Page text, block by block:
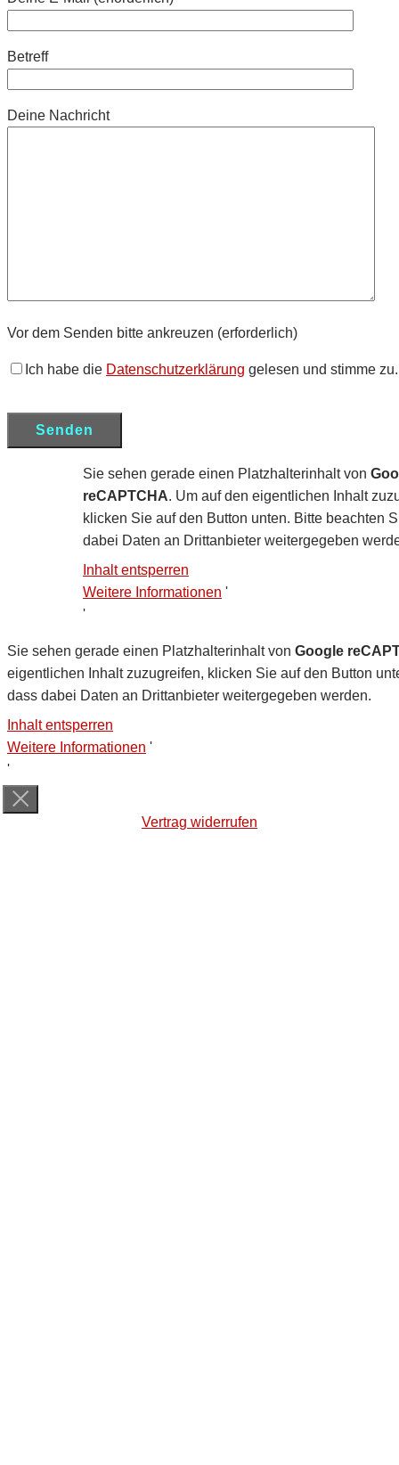
Betreff
Deine Nachricht
Vor dem Senden bitte ankreuzen (erforderlich)
Ich habe die Datenschutzerklärung gelesen und stimme zu.
Sie sehen gerade einen Platzhalterinhalt von
reCAPTCHA. Um auf den eigentlichen Inhalt
klicken Sie auf den Button unten. Bitte beachten
dabei Daten an Drittanbieter weitergegeben
Inhalt entsperren
Weitere Informationen '
'
Sie sehen gerade einen Platzhalterinhalt von Google
eigentlichen Inhalt zuzugreifen, klicken Sie auf den Button
dass dabei Daten an Drittanbieter weitergegeben werden.
Inhalt entsperren
Weitere Informationen '
'
Vertrag widerrufen